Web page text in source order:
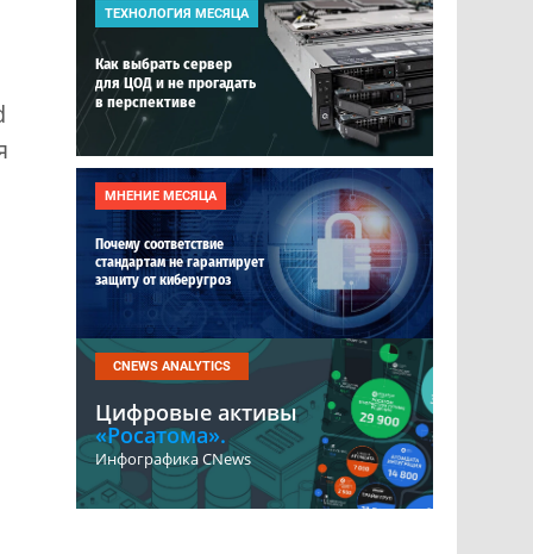
ТЕХНОЛОГИЯ МЕСЯЦА
Как выбрать сервер
для ЦОД и не прогадать
в перспективе
МНЕНИЕ МЕСЯЦА
Почему соответствие
стандартам не гарантирует
защиту от киберугроз
CNEWS ANALYTICS
Цифровые активы
«Росатома».
Инфографика CNews